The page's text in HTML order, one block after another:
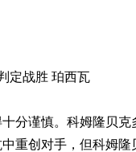
定战胜 珀西瓦
分谨慎。科姆隆贝
重创对手，但科姆